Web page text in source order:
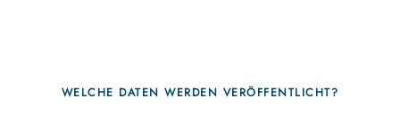
WELCHE DATEN WERDEN VERÖFFENTLICHT?